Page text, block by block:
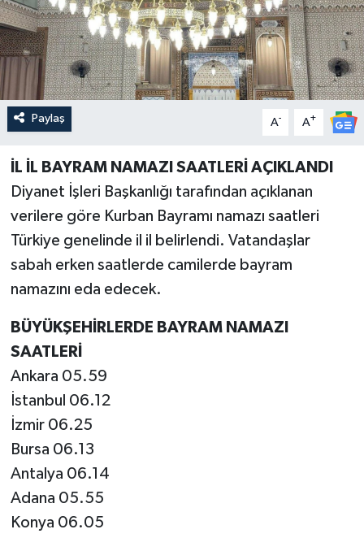
Paylaş A- A+
İL İL BAYRAM NAMAZI SAATLERİ AÇIKLANDI
Diyanet İşleri Başkanlığı tarafından açıklanan
verilere göre Kurban Bayramı namazı saatleri
Türkiye genelinde il il belirlendi. Vatandaşlar
sabah erken saatlerde camilerde bayram
namazını eda edecek.
BÜYÜKŞEHİRLERDE BAYRAM NAMAZI
SAATLERİ
Ankara 05.59
İstanbul 06.12
İzmir 06.25
Bursa 06.13
Antalya 06.14
Adana 05.55
Konya 06.05